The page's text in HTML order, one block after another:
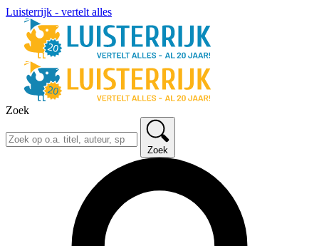
Luisterrijk - vertelt alles
Zoek
Zoek